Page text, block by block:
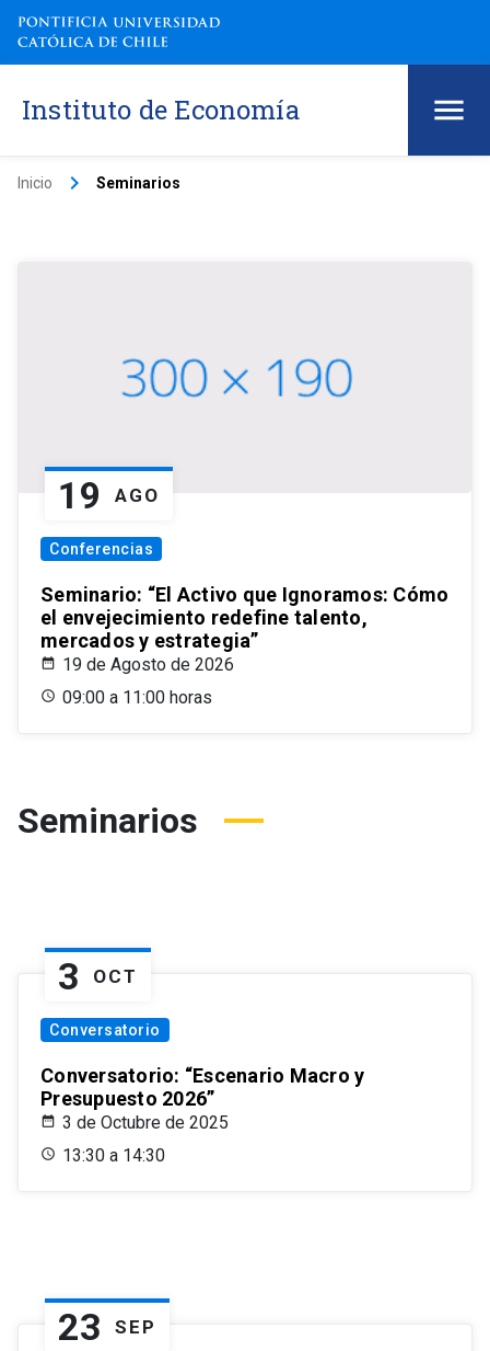
Instituto de Economía
Inicio keyboard_arrow_right Seminarios
19 AGO
Conferencias
Seminario: “El Activo que Ignoramos: Cómo
el envejecimiento redefine talento,
mercados y estrategia”
19 de Agosto de 2026
09:00 a 11:00 horas
Seminarios
3 OCT
Conversatorio
Conversatorio: “Escenario Macro y
Presupuesto 2026”
3 de Octubre de 2025
13:30 a 14:30
23 SEP